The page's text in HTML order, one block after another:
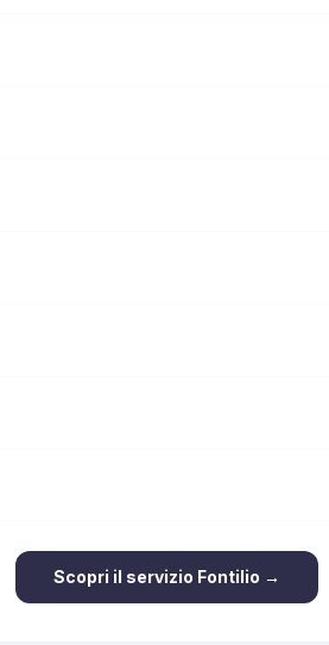
Scopri il servizio Fontilio →